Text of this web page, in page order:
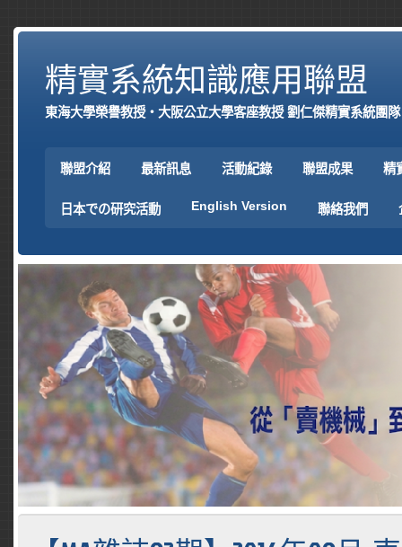
精實系統知識應用聯盟
東海大學榮譽教授‧大阪公立大學客座教授 劉仁傑精實系統團隊
聯盟介紹 最新訊息 活動紀錄 聯盟成果 精
日本での研究活動 English Version 聯絡我們